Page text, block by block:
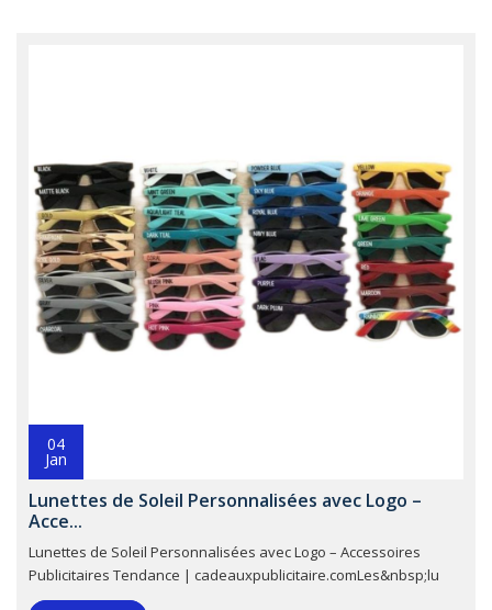
04
Jan
Lunettes de Soleil Personnalisées avec Logo –
Acce...
Lunettes de Soleil Personnalisées avec Logo – Accessoires
Publicitaires Tendance | cadeauxpublicitaire.comLes&nbsp;lu